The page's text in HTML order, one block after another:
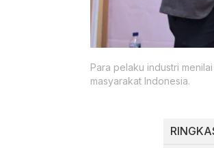
Para pelaku industri
masyarakat Indonesia.